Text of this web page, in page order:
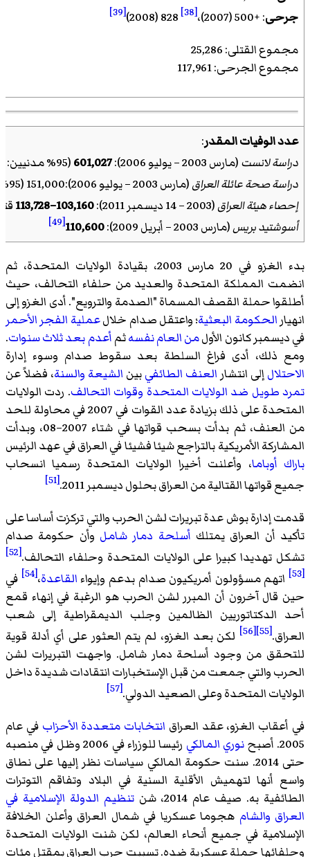
جرحى: +500 (2007)، [38]
[39]
مجموع القتلى: 25,286
مجموع الجرحى: 117,961
عدد الوفيات المقدر:
دراسة لانست(مارس 2003 – يوليو 2006): 601,027(95% مدنيين: 426,369–793,663)
دراسة صحة عائلة العراق(مارس 2003 – يوليو 2006):151,000 (95% مدنيين: 104,000–223,000)
إحصاء هيئة العراق(2003 – 14 ديسمبر 2011): 103,160–113,728
أسوشتيد بريس(مارس 2003 – أبريل 2009): 110,600
[49]
بدء الغزو في 20 مارس 2003، بقيادة الولايات المتحدة، ثم
انضمت المملكة المتحدة والعديد من حلفاء التحالف، حيث
أطلقوا حملة القصف المسماة "الصدمة والترويع". أدى الغزو إلى
انهيارالحكومة البعثية؛ واعتقل صدام خلالعملية الفجر الأحمر
في ديسمبر كانون الأولمن العام نفسهثمأعدم بعد ثلاث سنوات.
ومع ذلك، أدى فراغ السلطة بعد سقوط صدام وسوء إدارة
الاحتلالإلى انتشار العنف الطائفيبين الشيعة والسنة، فضلاً عن
تمرد طويل ضد الولايات المتحدة وقوات التحالف. ردت الولايات
المتحدة على ذلك بزيادة عدد القوات في 2007 في محاولة للحد
من العنف، ثم بدأت بسحب قواتها في شتاء 2007–08، وبدأت
المشاركة الأمريكية بالتراجع شيئا فشيئا في العراق في عهد الرئيس
باراك أوباما، وأعلنت أخيرا الولايات المتحدة رسميا انسحاب
جميع قواتها القتالية من العراق بحلول ديسمبر 2011.
[51]
قدمت إدارة بوش عدة تبريرات لشن الحرب والتي تركزت أساسا على
تأكيد أن العراق يمتلك أسلحة دمار شامل وأن حكومة صدام
تشكل تهديدا كبيرا على الولايات المتحدة وحلفاء التحالف.[52]
[53]
اتهم مسؤولون أمريكيون صدام بدعم وإيواء القاعدة،[54]
في
حين قال آخرون أن المبرر لشن الحرب هو الرغبة في إنهاء قمع
أحد الدكتاتوريين الظالمين وجلب الديمقراطية إلى شعب
العراق.[55]
[56]
لكن بعد الغزو، لم يتم العثور على أي أدلة قوية
للتحقق من وجود أسلحة دمار شامل. واجهت التبريرات لشن
الحرب والتي جمعت من قبل الإستخبارات انتقادات شديدة داخل
الولايات المتحدة وعلى الصعيد الدولي.[57]
في أعقاب الغزو، عقد العراق انتخابات متعددة الأحزاب في عام
2005. أصبح
نوري المالكي
رئيسا للوزراء في 2006 وظل في منصبه
حتى 2014. سنت حكومة المالكي سياسات نظر إليها على نطاق
واسع أنها لتهميش الأقلية السنية في البلاد وتفاقم التوترات
الطائفية به. صيف عام 2014، شن
تنظيم الدولة الإسلامية في
العراق والشام هجوما عسكريا في شمال العراق وأعلن الخلافة
الإسلامية في جميع أنحاء العالم، لكن شنت الولايات المتحدة
وحلفائها حملة عسكرية ضده. تسببت حرب العراق بمقتل مئات